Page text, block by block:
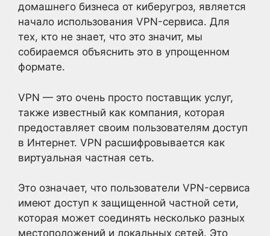
домашнего бизнеса от киберугроз, является
начало использования VPN-сервиса. Для
тех, кто не знает, что это значит, мы
собираемся объяснить это в упрощенном
формате.
VPN — это очень просто поставщик услуг,
также известный как компания, которая
предоставляет своим пользователям доступ
в Интернет. VPN расшифровывается как
виртуальная частная сеть.
Это означает, что пользователи VPN-сервиса
имеют доступ к защищенной частной сети,
которая может соединять несколько разных
местоположений и локальных сетей. Это